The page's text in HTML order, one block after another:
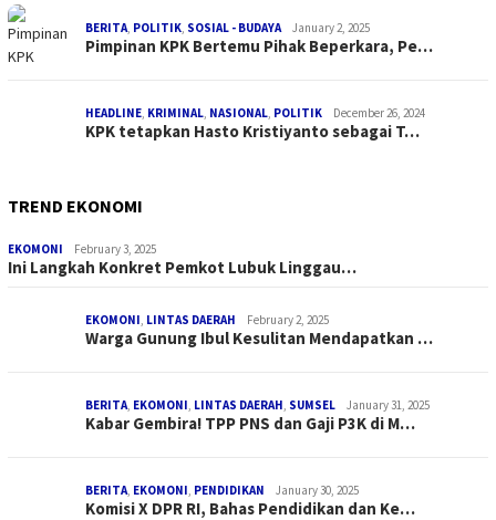
BERITA, POLITIK, SOSIAL - BUDAYA January 2, 2025
Pimpinan KPK Bertemu Pihak Beperkara, Pe…
HEADLINE, KRIMINAL, NASIONAL, POLITIK December 26, 2024
KPK tetapkan Hasto Kristiyanto sebagai T…
TREND EKONOMI
EKOMONI February 3, 2025
Ini Langkah Konkret Pemkot Lubuk Linggau…
EKOMONI, LINTAS DAERAH February 2, 2025
Warga Gunung Ibul Kesulitan Mendapatkan …
BERITA, EKOMONI, LINTAS DAERAH, SUMSEL January 31, 2025
Kabar Gembira! TPP PNS dan Gaji P3K di M…
BERITA, EKOMONI, PENDIDIKAN January 30, 2025
Komisi X DPR RI, Bahas Pendidikan dan Ke…